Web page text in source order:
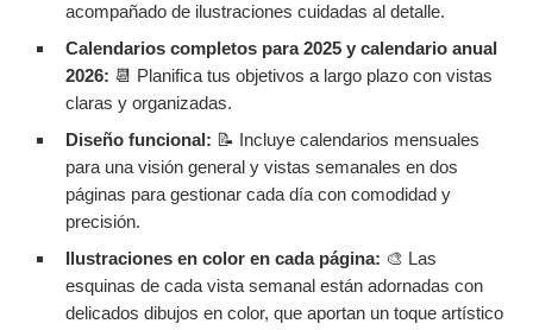
acompañado de ilustraciones cuidadas al detalle.
Calendarios completos para 2025 y calendario anual
2026: 📆 Planifica tus objetivos a largo plazo con vistas
claras y organizadas.
Diseño funcional: 📝 Incluye calendarios mensuales
para una visión general y vistas semanales en dos
páginas para gestionar cada día con comodidad y
precisión.
Ilustraciones en color en cada página: 🎨 Las
esquinas de cada vista semanal están adornadas con
delicados dibujos en color, que aportan un toque artístico